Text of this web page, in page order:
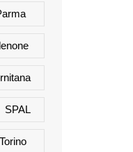
SPAL
Torino